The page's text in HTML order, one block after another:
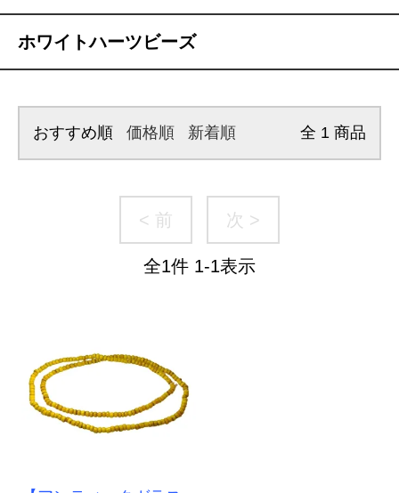
ホワイトハーツビーズ
おすすめ順 価格順 新着順 全 1 商品
< 前 次 >
全1件 1-1表示